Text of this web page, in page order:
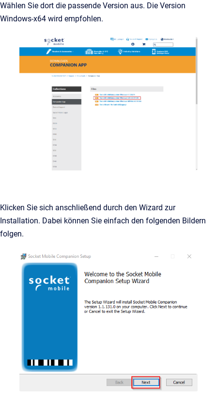
Wählen Sie dort die passende Version aus. Die Version
Windows-x64 wird empfohlen.
Klicken Sie sich anschließend durch den Wizard zur
Installation. Dabei können Sie einfach den folgenden Bildern
folgen.